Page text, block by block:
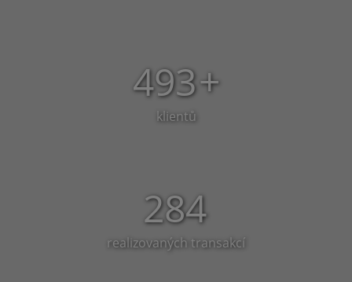
493+
klientů
284
realizovaných transakcí